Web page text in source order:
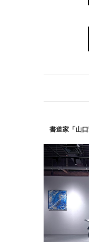
書道家「山